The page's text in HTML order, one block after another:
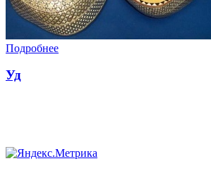
Подробнее
Уд